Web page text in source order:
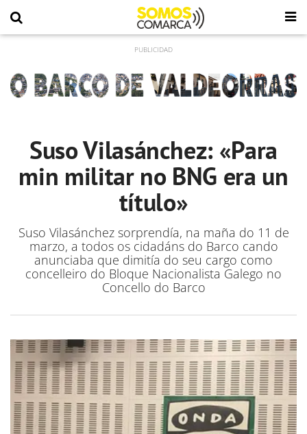
Suso Vilasánchez: «Para
min militar no BNG era un
título»
Suso Vilasánchez sorprendía, na maña do 11 de
marzo, a todos os cidadáns do Barco cando
anunciaba que dimitía do seu cargo como
concelleiro do Bloque Nacionalista Galego no
Concello do Barco